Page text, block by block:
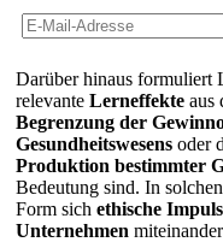
Darüber hinaus formuliert
relevante Lerneffekte aus
Begrenzung der
Gesundheitswesens oder
Produktion bestimmter
Bedeutung sind. In
Form sich ethische
Unternehmen